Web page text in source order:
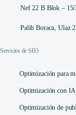
Nef 22 B Blok –
Palih Boraca, Ulaz
Servicios de SEO
Optimización para
Optimización con IA
Optimización de